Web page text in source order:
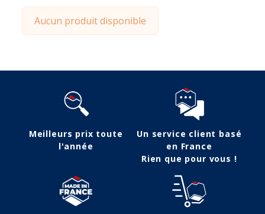
Aucun produit disponible
Meilleurs prix toute
l'année
Un service client basé
en France
Rien que pour vous !